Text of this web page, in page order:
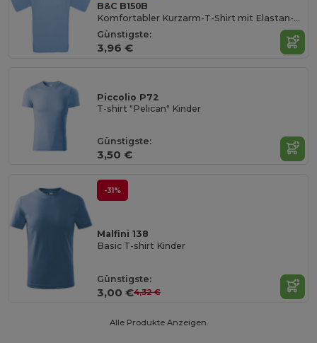
B&C B150B
Komfortabler Kurzarm-T-Shirt mit Elastan-Kragen
Günstigste:
3,96 €
Piccolio P72
T-shirt "Pelican" Kinder
Günstigste:
3,50 €
-31%
Malfini 138
Basic T-shirt Kinder
Günstigste:
3,00 €4,32 €
Alle Produkte Anzeigen.